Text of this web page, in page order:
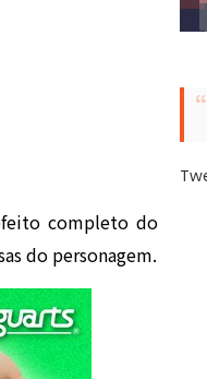
completo do
do personagem.